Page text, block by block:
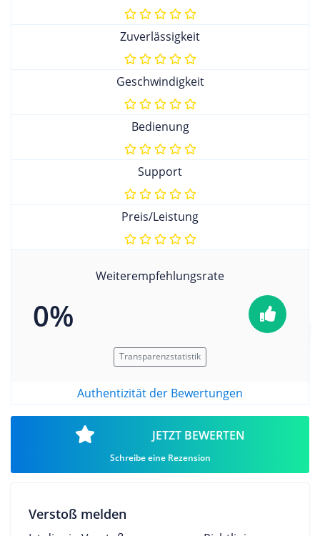
Zuverlässigkeit
Geschwindigkeit
Bedienung
Support
Preis/Leistung
Weiterempfehlungsrate
0%
Transparenzstatistik
Authentizität der Bewertungen
JETZT BEWERTEN
Schreibe eine Rezension
Verstoß melden